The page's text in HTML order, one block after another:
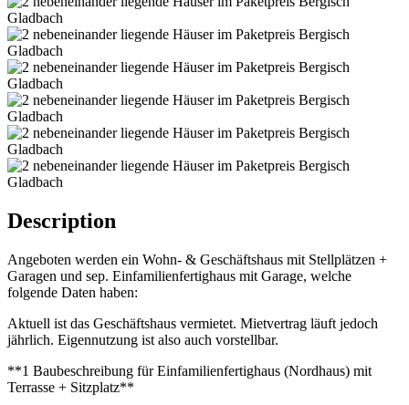
Description
Angeboten werden ein Wohn- & Geschäftshaus mit Stellplätzen +
Garagen und sep. Einfamilienfertighaus mit Garage, welche
folgende Daten haben:
Aktuell ist das Geschäftshaus vermietet. Mietvertrag läuft jedoch
jährlich. Eigennutzung ist also auch vorstellbar.
**1 Baubeschreibung für Einfamilienfertighaus (Nordhaus) mit
Terrasse + Sitzplatz**